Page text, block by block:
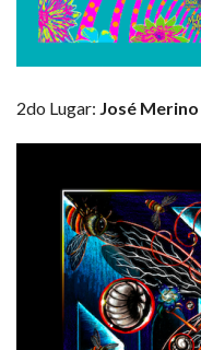
2do Lugar: José Merino